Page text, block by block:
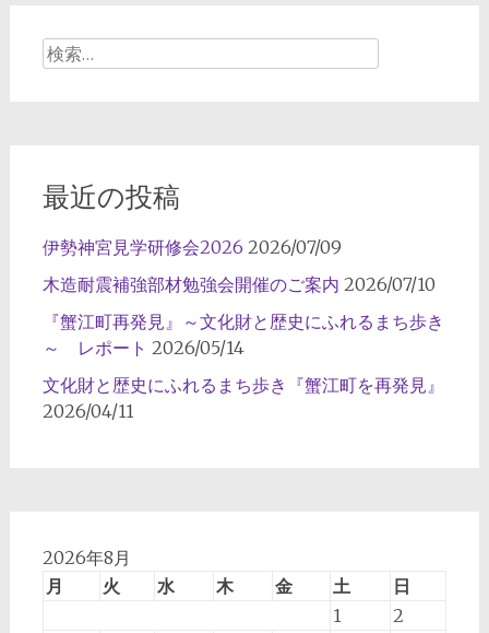
検
最近の投稿
伊勢神宮見学研修会2026 2026/07/09
木造耐震補強部材勉強会開催のご案内 2026/07/10
『蟹江町再発見』～文化財と歴史にふれるまち歩き
～ レポート 2026/05/14
文化財と歴史にふれるまち歩き『蟹江町を再発見』
2026/04/11
2026年8月
月
火 水 木 金 土
日
1
2